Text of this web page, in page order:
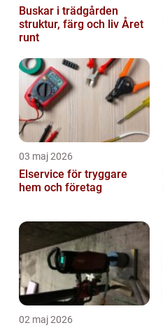
Buskar i trädgården
struktur, färg och liv Året
runt
03 maj 2026
Elservice för tryggare
hem och företag
02 maj 2026